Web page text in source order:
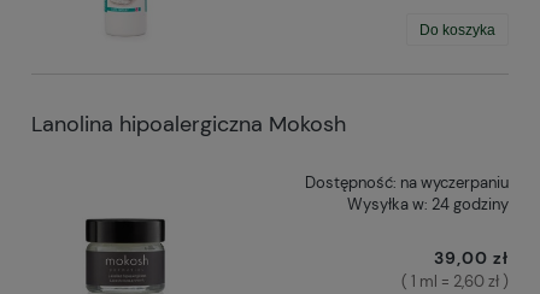
Do koszyka
Lanolina hipoalergiczna Mokosh
Dostępność: na wyczerpaniu
Wysyłka w: 24 godziny
39,00 zł
( 1 ml = 2,60 zł )